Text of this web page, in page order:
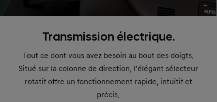
Transmission électrique.
Tout ce dont vous avez besoin au bout des doigts.
Situé sur la colonne de direction, l’élégant sélecteur
rotatif offre un fonctionnement rapide, intuitif et
précis.